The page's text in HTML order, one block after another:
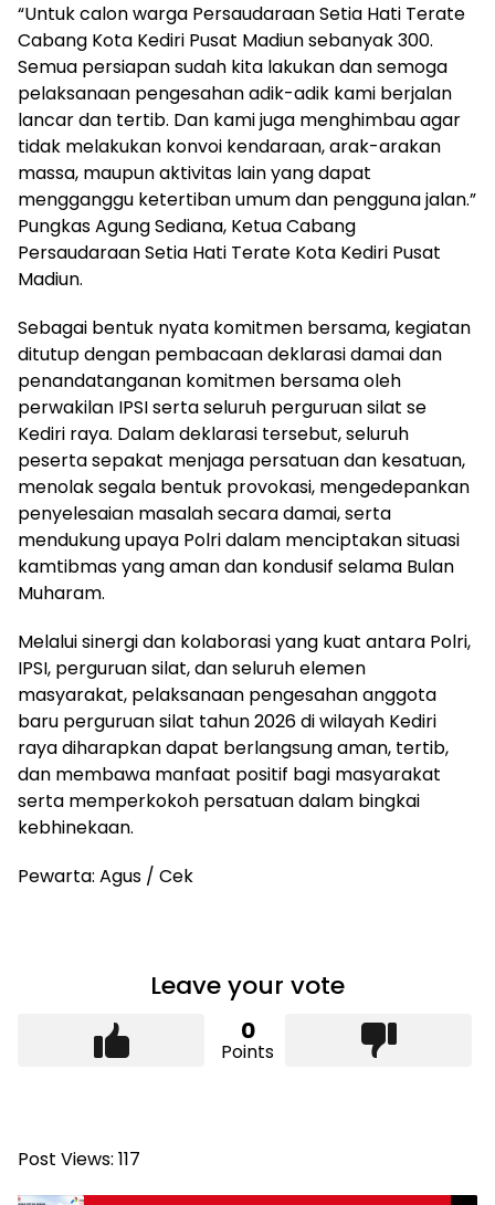
“Untuk calon warga Persaudaraan Setia Hati Terate
Cabang Kota Kediri Pusat Madiun sebanyak 300.
Semua persiapan sudah kita lakukan dan semoga
pelaksanaan pengesahan adik-adik kami berjalan
lancar dan tertib. Dan kami juga menghimbau agar
tidak melakukan konvoi kendaraan, arak-arakan
massa, maupun aktivitas lain yang dapat
mengganggu ketertiban umum dan pengguna jalan.”
Pungkas Agung Sediana, Ketua Cabang
Persaudaraan Setia Hati Terate Kota Kediri Pusat
Madiun.
Sebagai bentuk nyata komitmen bersama, kegiatan
ditutup dengan pembacaan deklarasi damai dan
penandatanganan komitmen bersama oleh
perwakilan IPSI serta seluruh perguruan silat se
Kediri raya. Dalam deklarasi tersebut, seluruh
peserta sepakat menjaga persatuan dan kesatuan,
menolak segala bentuk provokasi, mengedepankan
penyelesaian masalah secara damai, serta
mendukung upaya Polri dalam menciptakan situasi
kamtibmas yang aman dan kondusif selama Bulan
Muharam.
Melalui sinergi dan kolaborasi yang kuat antara Polri,
IPSI, perguruan silat, dan seluruh elemen
masyarakat, pelaksanaan pengesahan anggota
baru perguruan silat tahun 2026 di wilayah Kediri
raya diharapkan dapat berlangsung aman, tertib,
dan membawa manfaat positif bagi masyarakat
serta memperkokoh persatuan dalam bingkai
kebhinekaan.
Pewarta: Agus / Cek
Leave your vote
0
Points
Post Views: 117